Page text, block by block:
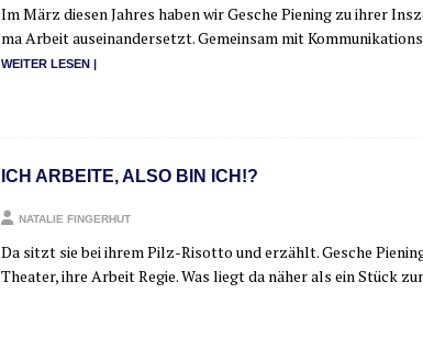
Im März die­sen Jah­res haben wir Gesche Piening zu ihrer
ma Arbeit aus­ein­an­der­setzt. Gemein­sam mit
WEI­TER LESEN |
ICH ARBEITE, ALSO BIN ICH!?
NATALIE FINGERHUT
Da sitzt sie bei ihrem Pilz-Riso­t­­to und erzählt. Gesche
Thea­ter, ihre Arbeit Regie. Was liegt da näher als ein Stück